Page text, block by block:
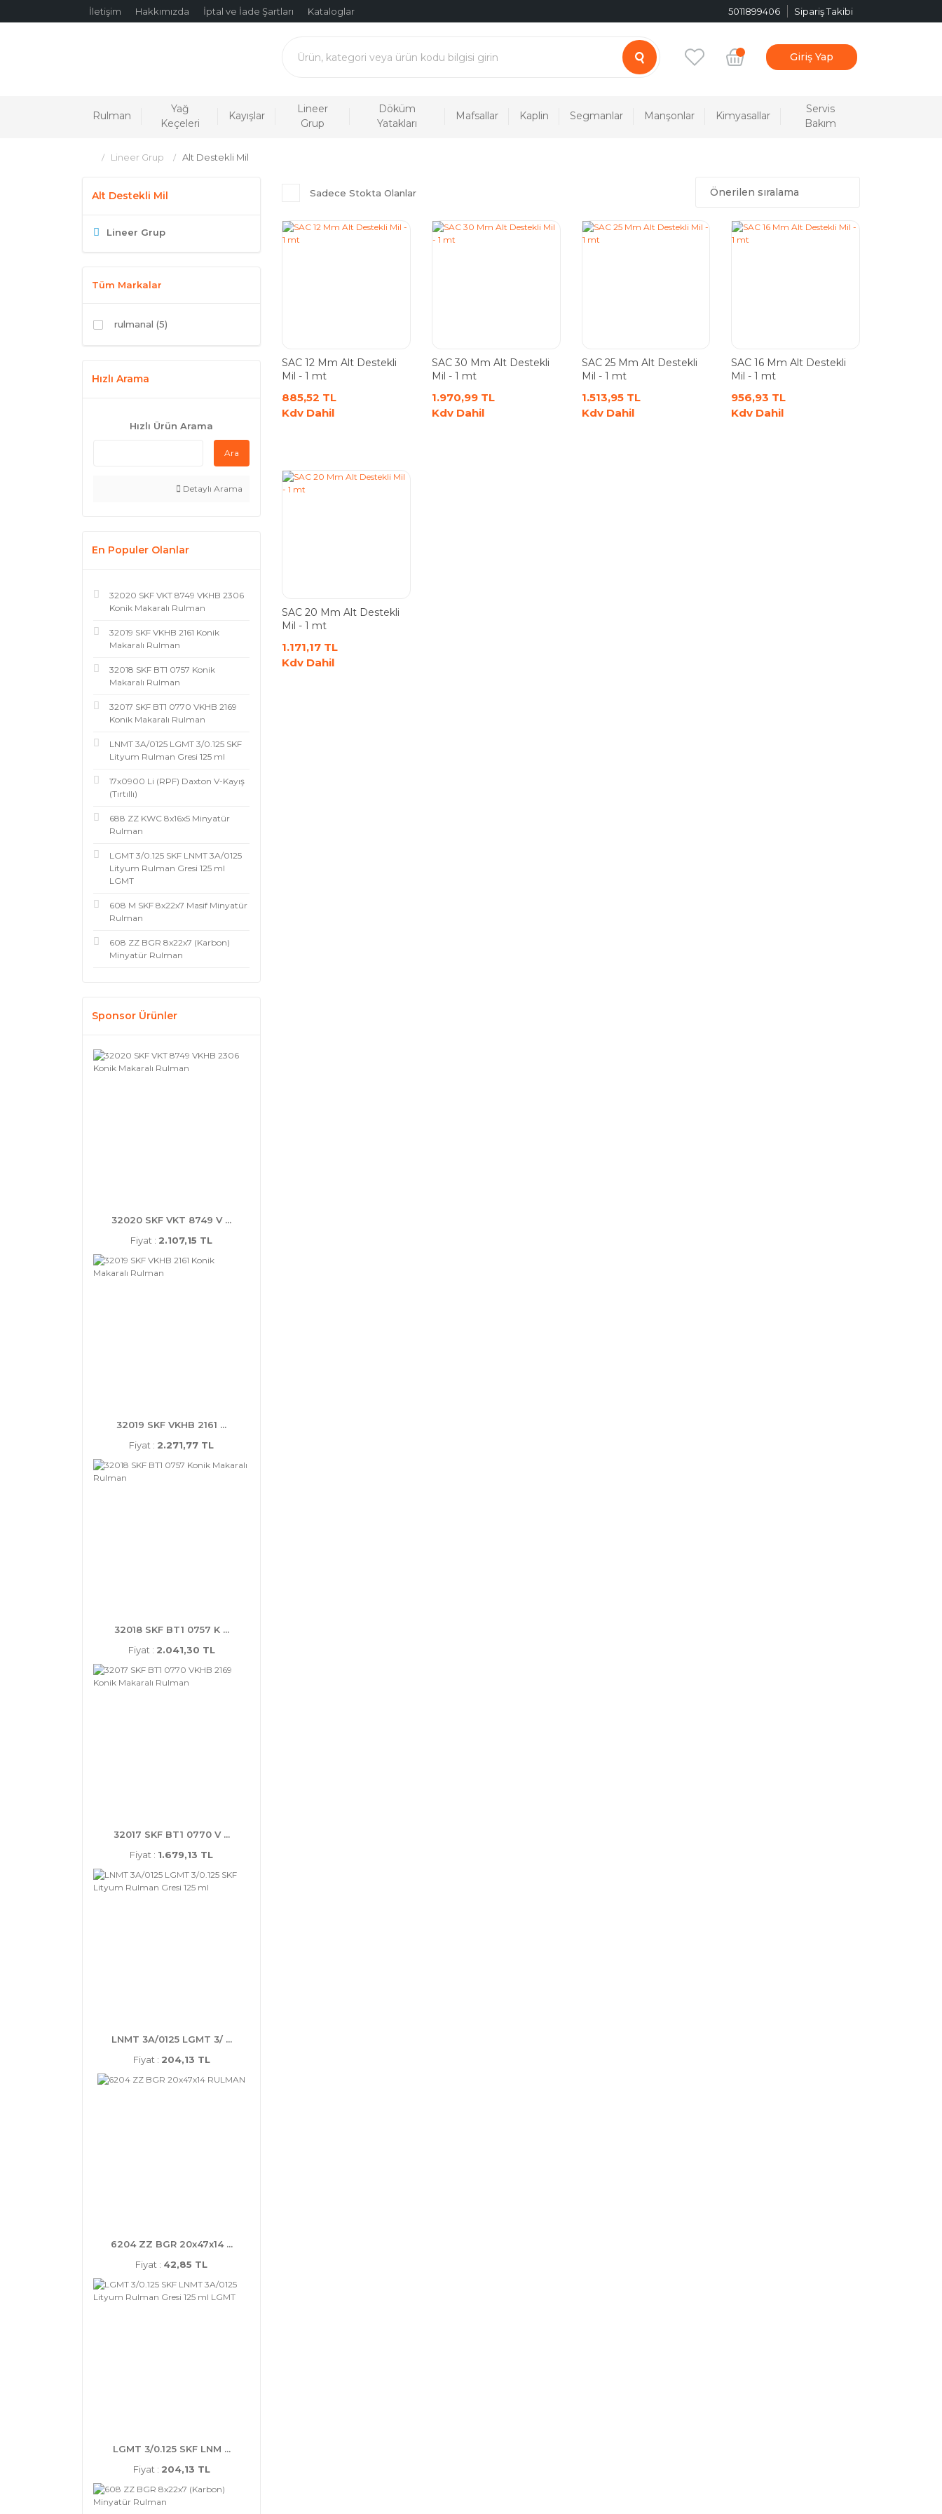
İletişim Hakkımızda İptal ve İade Şartları Kataloglar 5011899406 Sipariş Takibi
Giriş Yap
Rulman
Yağ
Keçeleri
Kayışlar
Lineer
Grup
Döküm
Yatakları
Mafsallar Kaplin Segmanlar Manşonlar Kimyasallar
Servis
Bakım
Lineer Grup Alt Destekli Mil
Alt Destekli Mil
Lineer Grup
Tüm Markalar
rulmanal (5)
Hızlı Arama
Hızlı Ürün Arama
Ara
Detaylı Arama
En Populer Olanlar
32020 SKF VKT 8749 VKHB 2306
Konik Makaralı Rulman
32019 SKF VKHB 2161 Konik
Makaralı Rulman
32018 SKF BT1 0757 Konik
Makaralı Rulman
32017 SKF BT1 0770 VKHB 2169
Konik Makaralı Rulman
LNMT 3A/0125 LGMT 3/0.125 SKF
Lityum Rulman Gresi 125 ml
17x0900 Li (RPF) Daxton V-Kayış
(Tırtıllı)
688 ZZ KWC 8x16x5 Minyatür
Rulman
LGMT 3/0.125 SKF LNMT 3A/0125
Lityum Rulman Gresi 125 ml
LGMT
608 M SKF 8x22x7 Masif Minyatür
Rulman
608 ZZ BGR 8x22x7 (Karbon)
Minyatür Rulman
Sponsor Ürünler
32020 SKF VKT 8749 V ...
Fiyat : 2.107,15 TL
32019 SKF VKHB 2161 ...
Fiyat : 2.271,77 TL
32018 SKF BT1 0757 K ...
Fiyat : 2.041,30 TL
32017 SKF BT1 0770 V ...
Fiyat : 1.679,13 TL
LNMT 3A/0125 LGMT 3/ ...
Fiyat : 204,13 TL
6204 ZZ BGR 20x47x14 ...
Fiyat : 42,85 TL
LGMT 3/0.125 SKF LNM ...
Fiyat : 204,13 TL
Sadece Stokta Olanlar
SAC 12 Mm Alt Destekli
Mil - 1 mt
885,52 TL
Kdv Dahil
SAC 30 Mm Alt Destekli
Mil - 1 mt
1.970,99 TL
Kdv Dahil
SAC 25 Mm Alt Destekli
Mil - 1 mt
1.513,95 TL
Kdv Dahil
SAC 16 Mm Alt Destekli
Mil - 1 mt
956,93 TL
Kdv Dahil
SAC 20 Mm Alt Destekli
Mil - 1 mt
1.171,17 TL
Kdv Dahil